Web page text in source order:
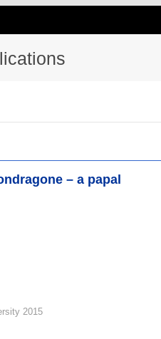
– a papal
2015